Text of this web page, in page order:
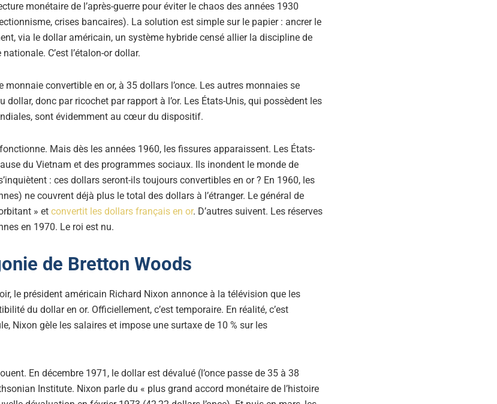
monétaire de l’après-guerre pour éviter le chaos des années 1930
crises bancaires). La solution est simple sur le papier : ancrer le
via le dollar américain, un système hybride censé allier la discipline de
C’est l’étalon-or dollar.
monnaie convertible en or, à 35 dollars l’once. Les autres monnaies se
donc par ricochet par rapport à l’or. Les États-Unis, qui possèdent les
sont évidemment au cœur du dispositif.
Mais dès les années 1960, les fissures apparaissent. Les États-
du Vietnam et des programmes sociaux. Ils inondent le monde de
: ces dollars seront-ils toujours convertibles en or ? En 1960, les
ne couvrent déjà plus le total des dollars à l’étranger. Le général de
» et convertit les dollars français en or. D’autres suivent. Les réserves
en 1970. Le roi est nu.
de Bretton Woods
le président américain Richard Nixon annonce à la télévision que les
du dollar en or. Officiellement, c’est temporaire. En réalité, c’est
Nixon gèle les salaires et impose une surtaxe de 10 % sur les
En décembre 1971, le dollar est dévalué (l’once passe de 35 à 38
Institute. Nixon parle du « plus grand accord monétaire de l’histoire